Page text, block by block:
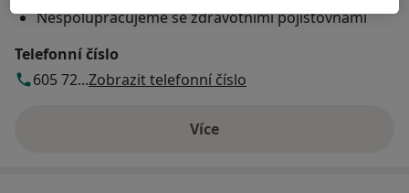
Nespolupracujeme se zdravotními pojišťovnami
Telefonní číslo
605 72...Zobrazit telefonní číslo
Víceo adrese